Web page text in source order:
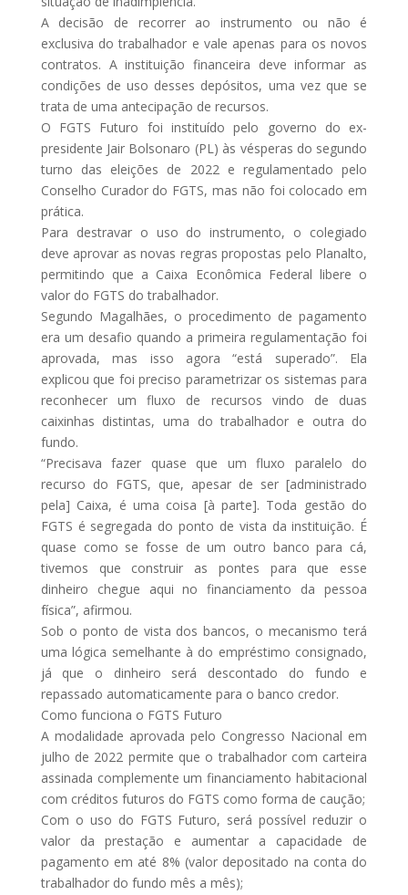
A decisão de recorrer ao instrumento ou não é
exclusiva do trabalhador e vale apenas para os novos
contratos. A instituição financeira deve informar as
condições de uso desses depósitos, uma vez que se
trata de uma antecipação de recursos.
O FGTS Futuro foi instituído pelo governo do ex-
presidente Jair Bolsonaro (PL) às vésperas do segundo
turno das eleições de 2022 e regulamentado pelo
Conselho Curador do FGTS, mas não foi colocado em
prática.
Para destravar o uso do instrumento, o colegiado
deve aprovar as novas regras propostas pelo Planalto,
permitindo que a Caixa Econômica Federal libere o
valor do FGTS do trabalhador.
Segundo Magalhães, o procedimento de pagamento
era um desafio quando a primeira regulamentação foi
aprovada, mas isso agora “está superado”. Ela
explicou que foi preciso parametrizar os sistemas para
reconhecer um fluxo de recursos vindo de duas
caixinhas distintas, uma do trabalhador e outra do
fundo.
“Precisava fazer quase que um fluxo paralelo do
recurso do FGTS, que, apesar de ser [administrado
pela] Caixa, é uma coisa [à parte]. Toda gestão do
FGTS é segregada do ponto de vista da instituição. É
quase como se fosse de um outro banco para cá,
tivemos que construir as pontes para que esse
dinheiro chegue aqui no financiamento da pessoa
física”, afirmou.
Sob o ponto de vista dos bancos, o mecanismo terá
uma lógica semelhante à do empréstimo consignado,
já que o dinheiro será descontado do fundo e
repassado automaticamente para o banco credor.
Como funciona o FGTS Futuro
A modalidade aprovada pelo Congresso Nacional em
julho de 2022 permite que o trabalhador com carteira
assinada complemente um financiamento habitacional
com créditos futuros do FGTS como forma de caução;
Com o uso do FGTS Futuro, será possível reduzir o
valor da prestação e aumentar a capacidade de
pagamento em até 8% (valor depositado na conta do
trabalhador do fundo mês a mês);